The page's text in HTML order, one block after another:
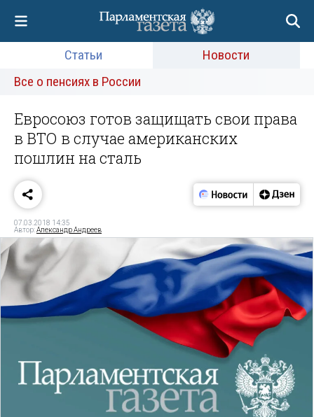
Статьи
Новости
Все о пенсиях в России
Евросоюз готов защищать свои права
в ВТО в случае американских
пошлин на сталь
07.03.2018 14:35
Автор:Александр Андреев